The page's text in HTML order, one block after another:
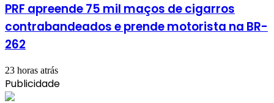
PRF apreende 75 mil maços de cigarros
contrabandeados e prende motorista na BR-
262
23 horas atrás
Publicidade